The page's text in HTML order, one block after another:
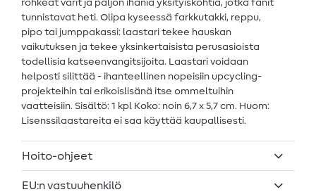
rohkeat värit ja paljon ihania yksityiskohtia, jotka fanit
tunnistavat heti. Olipa kyseessä farkkutakki, reppu,
pipo tai jumppakassi: laastari tekee hauskan
vaikutuksen ja tekee yksinkertaisista perusasioista
todellisia katseenvangitsijoita. Laastari voidaan
helposti silittää - ihanteellinen nopeisiin upcycling-
projekteihin tai erikoislisänä itse ommeltuihin
vaatteisiin. Sisältö: 1 kpl Koko: noin 6,7 x 5,7 cm. Huom:
Lisenssilaastareita ei saa käyttää kaupallisesti.
Hoito-ohjeet
EU:n vastuuhenkilö